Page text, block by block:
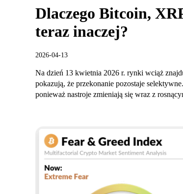
Dlaczego Bitcoin,
teraz inaczej?
2026-04-13
Na dzień 13 kwietnia 2026 r. rynki wciąż
pokazują, że przekonanie pozostaje selektywne.
ponieważ nastroje zmieniają się wraz z